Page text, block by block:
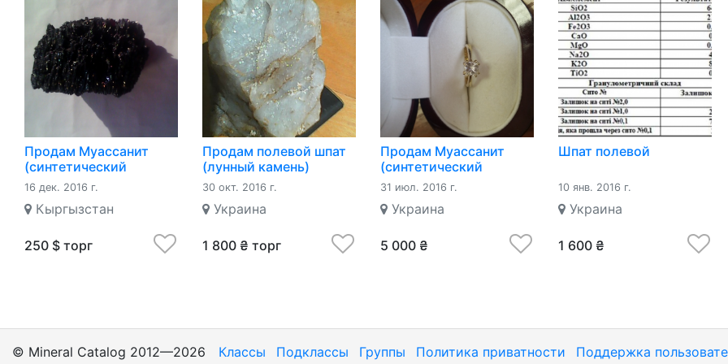
Продам Муассанит
(синтетический
камень)
16 дек. 2016 г.
Кыргызстан
250 $ торг
Продам полевой шпат
(лунный камень)
30 окт. 2016 г.
Украина
1 800 ₴ торг
Продам Муассанит
(синтетический
камень)
31 июл. 2016 г.
Украина
5 000 ₴
Шпат полевой
10 янв. 2016 г.
Украина
1 600 ₴
© Mineral Catalog 2012—2026 Классы Подклассы Группы Политика приватности Поддержка